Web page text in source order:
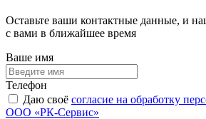
Оставьте ваши контактные данные, и
с вами в ближайшее время
Ваше имя
Телефон
Даю своё согласие на обработку
ООО «РК-Сервис»